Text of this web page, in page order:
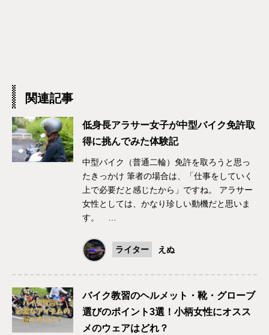
関連記事
低身長アラサー女子が中型バイク免許取
得に挑んでみた体験記
中型バイク（普通二輪）免許を取ろうと思っ
たきっかけ 筆者の場合は、「仕事をしていく
上で必要だと感じたから」ですね。 アラサー
女性としては、かなり珍しい動機だと思いま
す。 …
ライター えぬ
バイク教習のヘルメット・靴・グローブ
選びのポイント3選！小柄女性にオスス
メのウェアはどれ？